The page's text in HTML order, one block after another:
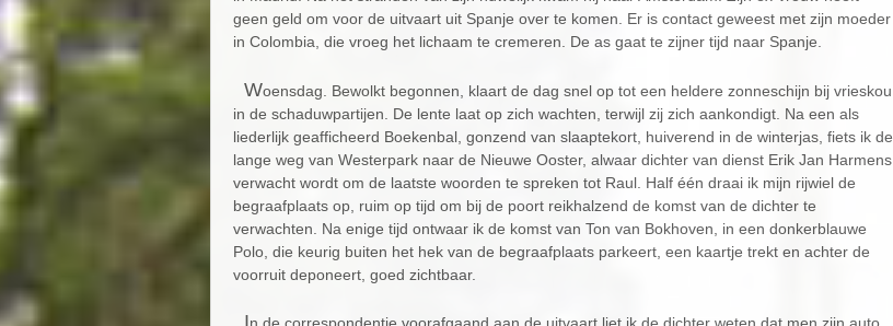
geen geld om voor de uitvaart uit Spanje over te komen. Er is contact geweest met zijn moeder
in Colombia, die vroeg het lichaam te cremeren. De as gaat te zijner tijd naar Spanje.
Woensdag. Bewolkt begonnen, klaart de dag snel op tot een heldere zonneschijn bij vrieskou
in de schaduwpartijen. De lente laat op zich wachten, terwijl zij zich aankondigt. Na een als
liederlijk geafficheerd Boekenbal, gonzend van slaaptekort, huiverend in de winterjas, fiets ik de
lange weg van Westerpark naar de Nieuwe Ooster, alwaar dichter van dienst Erik Jan Harmens
verwacht wordt om de laatste woorden te spreken tot Raul. Half één draai ik mijn rijwiel de
begraafplaats op, ruim op tijd om bij de poort reikhalzend de komst van de dichter te
verwachten. Na enige tijd ontwaar ik de komst van Ton van Bokhoven, in een donkerblauwe
Polo, die keurig buiten het hek van de begraafplaats parkeert, een kaartje trekt en achter de
voorruit deponeert, goed zichtbaar.
I